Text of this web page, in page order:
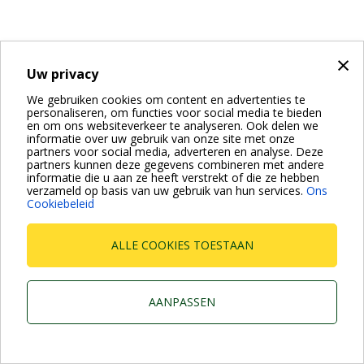
×
Uw privacy
We gebruiken cookies om content en advertenties te
personaliseren, om functies voor social media te bieden
en om ons websiteverkeer te analyseren. Ook delen we
informatie over uw gebruik van onze site met onze
partners voor social media, adverteren en analyse. Deze
partners kunnen deze gegevens combineren met andere
informatie die u aan ze heeft verstrekt of die ze hebben
verzameld op basis van uw gebruik van hun services. Ons
Cookiebeleid
ALLE COOKIES TOESTAAN
AANPASSEN